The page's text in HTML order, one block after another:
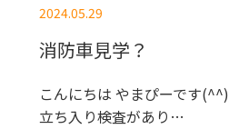
2024.05.29
消防車見学？
こんにちは やまぴーです
立ち入り検査があり…